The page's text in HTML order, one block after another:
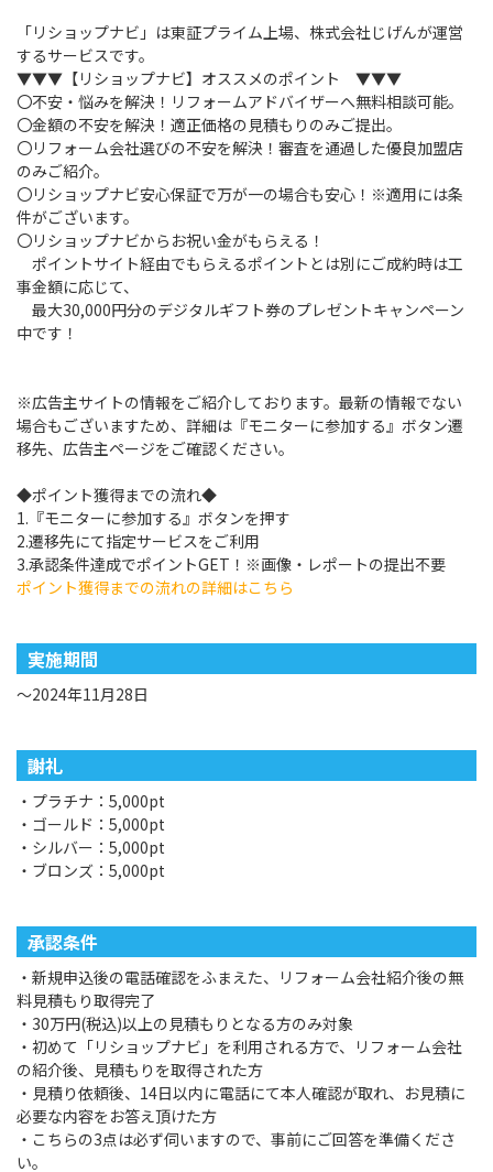
「リショップナビ」は東証プライム上場、株式会社じげんが運営
するサービスです。
▼▼▼【リショップナビ】オススメのポイント ▼▼▼
〇不安・悩みを解決！リフォームアドバイザーへ無料相談可能。
〇金額の不安を解決！適正価格の見積もりのみご提出。
〇リフォーム会社選びの不安を解決！審査を通過した優良加盟店
のみご紹介。
〇リショップナビ安心保証で万が一の場合も安心！※適用には条
件がございます。
〇リショップナビからお祝い金がもらえる！
ポイントサイト経由でもらえるポイントとは別にご成約時は工
事金額に応じて、
最大30,000円分のデジタルギフト券のプレゼントキャンペーン
中です！
※広告主サイトの情報をご紹介しております。最新の情報でない
場合もございますため、詳細は『モニターに参加する』ボタン遷
移先、広告主ページをご確認ください。
◆ポイント獲得までの流れ◆
1.『モニターに参加する』ボタンを押す
2.遷移先にて指定サービスをご利用
3.承認条件達成でポイントGET！※画像・レポートの提出不要
ポイント獲得までの流れの詳細はこちら
実施期間
～2024年11月28日
謝礼
・プラチナ：5,000pt
・ゴールド：5,000pt
・シルバー：5,000pt
・ブロンズ：5,000pt
承認条件
・新規申込後の電話確認をふまえた、リフォーム会社紹介後の無
料見積もり取得完了
・30万円(税込)以上の見積もりとなる方のみ対象
・初めて「リショップナビ」を利用される方で、リフォーム会社
の紹介後、見積もりを取得された方
・見積り依頼後、14日以内に電話にて本人確認が取れ、お見積に
必要な内容をお答え頂けた方
・こちらの3点は必ず伺いますので、事前にご回答を準備くださ
い。